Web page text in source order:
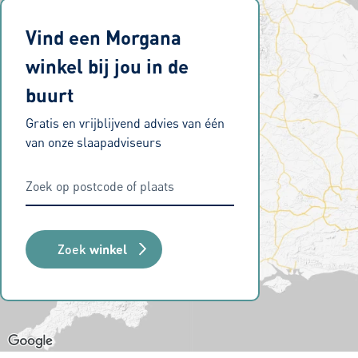
Vind een Morgana
winkel bij jou in de
buurt
Gratis en vrijblijvend advies van één
van onze slaapadviseurs
Zoek winkel